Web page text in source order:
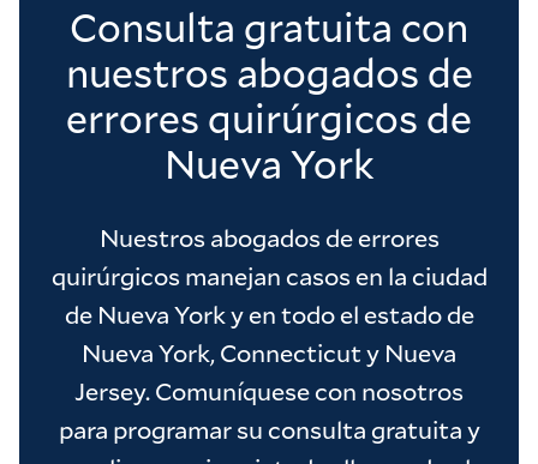
Consulta gratuita con
nuestros abogados de
errores quirúrgicos de
Nueva York
Nuestros abogados de errores
quirúrgicos manejan casos en la ciudad
de Nueva York y en todo el estado de
Nueva York, Connecticut y Nueva
Jersey. Comuníquese con nosotros
para programar su consulta gratuita y